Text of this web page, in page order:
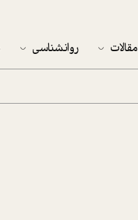
مقالات روانشناسی